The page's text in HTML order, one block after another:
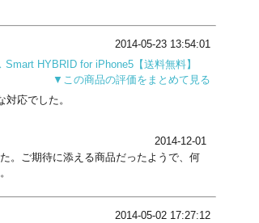
2014-05-23 13:54:01
HYBRID for iPhone5【送料無料】
▼この商品の評価をまとめて見る
応でした。
2014-12-01
。ご期待に添える商品だったようで、何
2014-05-02 17:27:12